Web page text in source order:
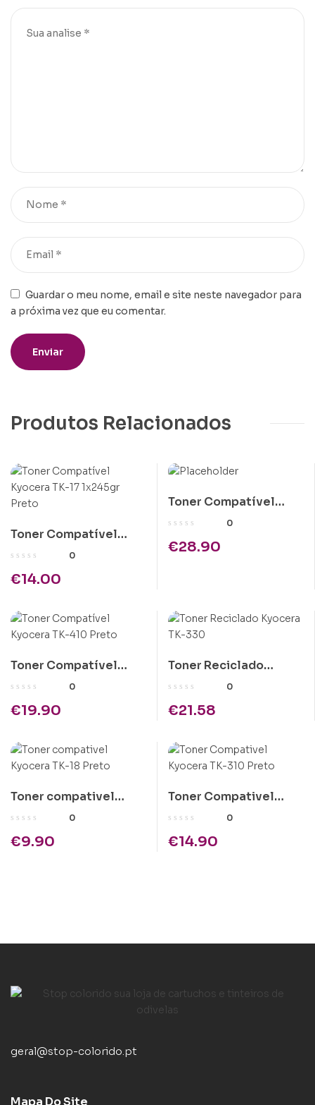
Guardar o meu nome, email e site neste navegador para
a próxima vez que eu comentar.
Produtos Relacionados
Toner Compatível
Kyocera TK-17 1x245gr
0
€14.00
Toner Compatível
Epson C1100 Amarelo
0
€28.90
Toner Compatível
Kyocera TK-410 Preto
0
€19.90
Toner Reciclado
Kyocera TK-330
0
€21.58
Toner compativel
Kyocera TK-18 Preto
0
€9.90
Toner Compativel
Kyocera TK-310 Preto
0
€14.90
geral@stop-colorido.pt
Mapa Do Site